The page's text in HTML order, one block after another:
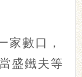
家數口，
盛鐵夫等